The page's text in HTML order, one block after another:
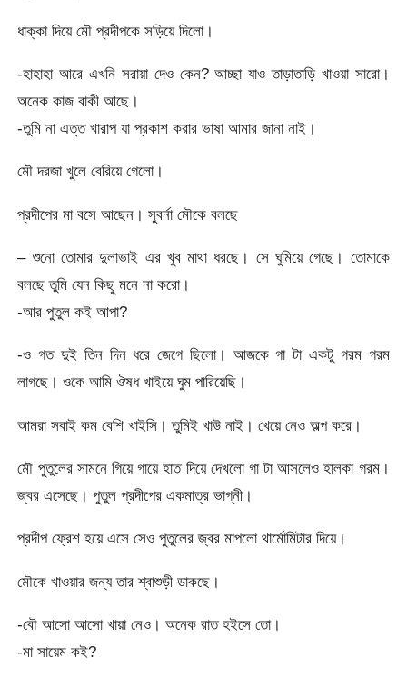
ধাক্কা দিয়ে মৌ প্রদীপকে সড়িয়ে দিলো।
-হাহাহা আরে এখনি সরায়া দেও কেন? আচ্ছা যাও তাড়াতাড়ি খাওয়া সারো।
অনেক কাজ বাকী আছে।
-তুমি না এত্ত খারাপ যা প্রকাশ করার ভাষা আমার জানা নাই।
মৌ দরজা খুলে বেরিয়ে গেলো।
প্রদীপের মা বসে আছেন। সুবর্না মৌকে বলছে
– শুনো তোমার দুলাভাই এর খুব মাথা ধরছে। সে ঘুমিয়ে গেছে। তোমাকে
বলছে তুমি যেন কিছু মনে না করো।
-আর পুতুল কই আপা?
-ও গত দুই তিন দিন ধরে জেগে ছিলো। আজকে গা টা একটু গরম গরম
লাগছে। ওকে আমি ঔষধ খাইয়ে ঘুম পারিয়েছি।
আমরা সবাই কম বেশি খাইসি। তুমিই খাউ নাই। খেয়ে নেও অল্প করে।
মৌ পুতুলের সামনে গিয়ে গায়ে হাত দিয়ে দেখলো গা টা আসলেও হালকা গরম।
জ্বর এসেছে। পুতুল প্রদীপের একমাত্র ভাগ্নী।
প্রদীপ ফ্রেশ হয়ে এসে সেও পুতুলের জ্বর মাপলো থার্মোমিটার দিয়ে।
মৌকে খাওয়ার জন্য তার শ্বাশুড়ী ডাকছে।
-বৌ আসো আসো খায়া নেও। অনেক রাত হইসে তো।
-মা সায়েম কই?